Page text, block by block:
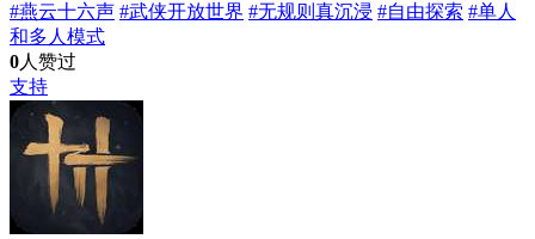
#燕云十六声 #武侠开放世界 #无规则真沉浸 #自由探索 #单人
和多人模式
0人赞过
支持